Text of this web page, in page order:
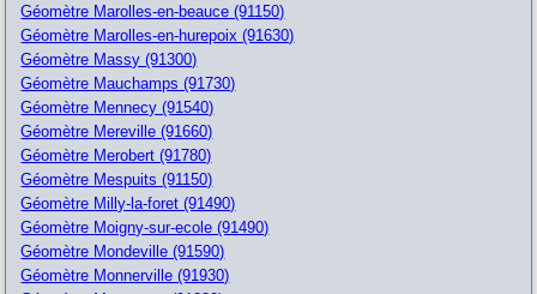
Géomètre Marolles-en-beauce (91150)
Géomètre Marolles-en-hurepoix (91630)
Géomètre Massy (91300)
Géomètre Mauchamps (91730)
Géomètre Mennecy (91540)
Géomètre Mereville (91660)
Géomètre Merobert (91780)
Géomètre Mespuits (91150)
Géomètre Milly-la-foret (91490)
Géomètre Moigny-sur-ecole (91490)
Géomètre Mondeville (91590)
Géomètre Monnerville (91930)